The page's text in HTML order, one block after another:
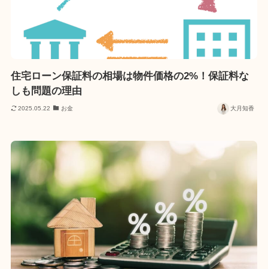
住宅ローン保証料の相場は物件価格の2%！保証料な
しも問題の理由
2025.05.22 お金 大月知香